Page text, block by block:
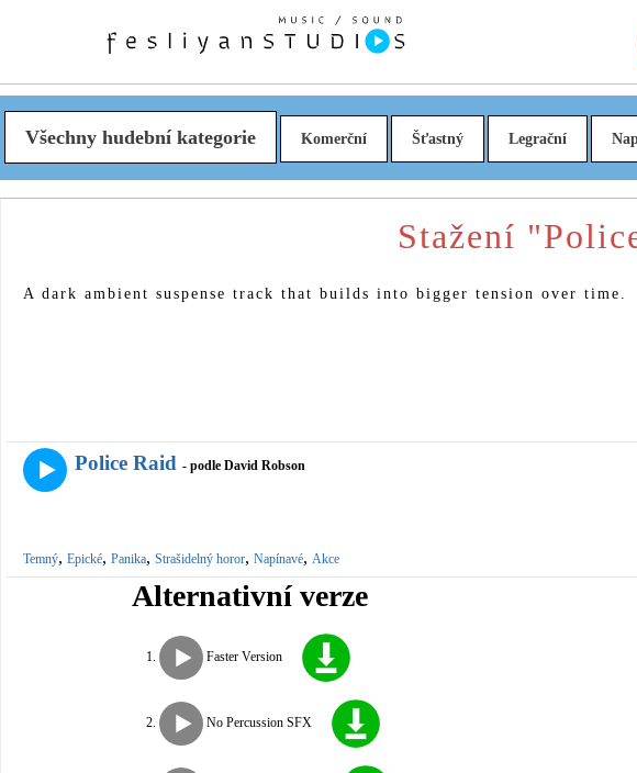
Všechny hudební kategorie Komerční Šťastný Legrační
Stažení
A dark ambient suspense track that builds into bigger tension over time.
Police Raid - podle David Robson
Temný, Epické, Panika, Strašidelný horor, Napínavé, Akce
Alternativní verze
Faster Version
No Percussion SFX